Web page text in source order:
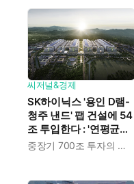
씨저널&경제
SK하이닉스 '용인 D램-
청주 낸드' 팹 건설에 54
조 투입한다 : '연평균
19% 성장' 메모리 수요중장기 700조 투자의 단계적 이행